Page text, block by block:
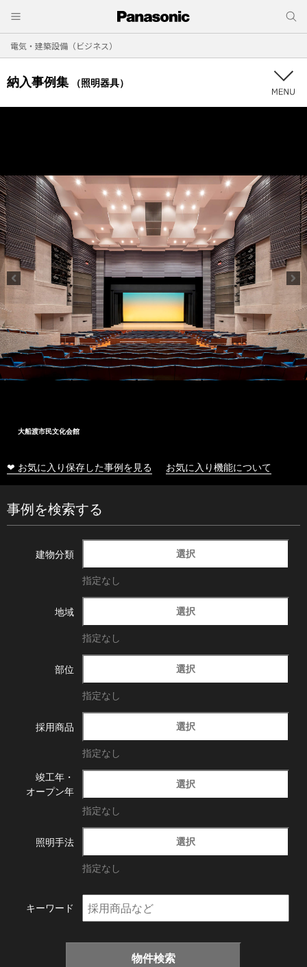
電気・建築設備（ビジネス）
納入事例集 （照明器具）
大船渡市民文化会館
❤ お気に入り保存した事例を見る お気に入り機能について
事例を検索する
建物分類 選択
指定なし
地域 選択
指定なし
部位 選択
指定なし
採用商品 選択
指定なし
竣工年・
オープン年
選択
指定なし
照明手法 選択
指定なし
キーワード
物件検索